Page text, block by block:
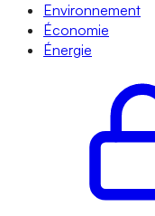
Environnement
Économie
Énergie